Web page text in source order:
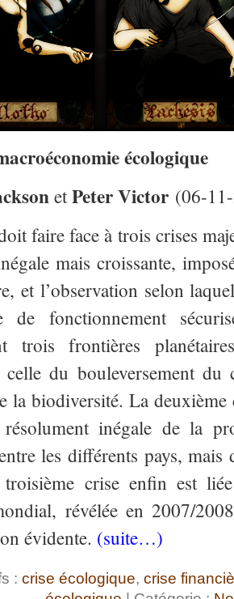
écologique
etPeter Victor (06-
faire face à trois crises
mais croissante,
et l’observation selon
de fonctionnement
trois frontières
celle du bouleversement du
la biodiversité. La
inégale de la
les différents pays,
crise enfin est
révélée en 2007/
évidente. (suite…)
: crise écologique, crise